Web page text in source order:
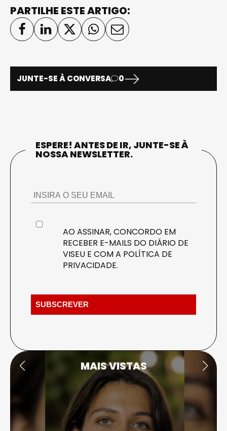
PARTILHE ESTE ARTIGO:
JUNTE-SE À CONVERSA 0
ESPERE! ANTES DE IR, JUNTE-SE À
NOSSA NEWSLETTER.
AO ASSINAR, CONCORDO EM
RECEBER E-MAILS DO DIÁRIO DE
VISEU E COM A POLÍTICA DE
PRIVACIDADE.
MAIS VISTAS